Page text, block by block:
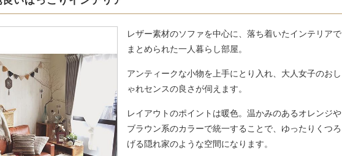
レザー素材のソファを中心に、落ち着いたインテリアで
まとめられた一人暮らし部屋。
アンティークな小物を上手にとり入れ、大人女子のおし
ゃれセンスの良さが伺えます。
レイアウトのポイントは暖色。温かみのあるオレンジや
ブラウン系のカラーで統一することで、ゆったりくつろ
げる隠れ家のような空間になります。